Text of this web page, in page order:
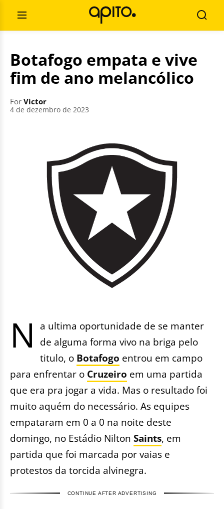
contentOpen
Menu
for:
Botafogo empata e vive
fim de ano melancólico
For Victor
4 de dezembro de 2023
N
a ultima oportunidade de se manter
de alguma forma vivo na briga pelo
titulo, o Botafogo entrou em campo
para enfrentar o Cruzeiro em uma partida
que era pra jogar a vida. Mas o resultado foi
muito aquém do necessário. As equipes
empataram em 0 a 0 na noite deste
domingo, no Estádio Nilton Saints, em
partida que foi marcada por vaias e
protestos da torcida alvinegra.
CONTINUE AFTER ADVERTISING